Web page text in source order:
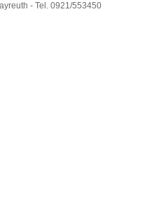
- Tel. 0921/553450